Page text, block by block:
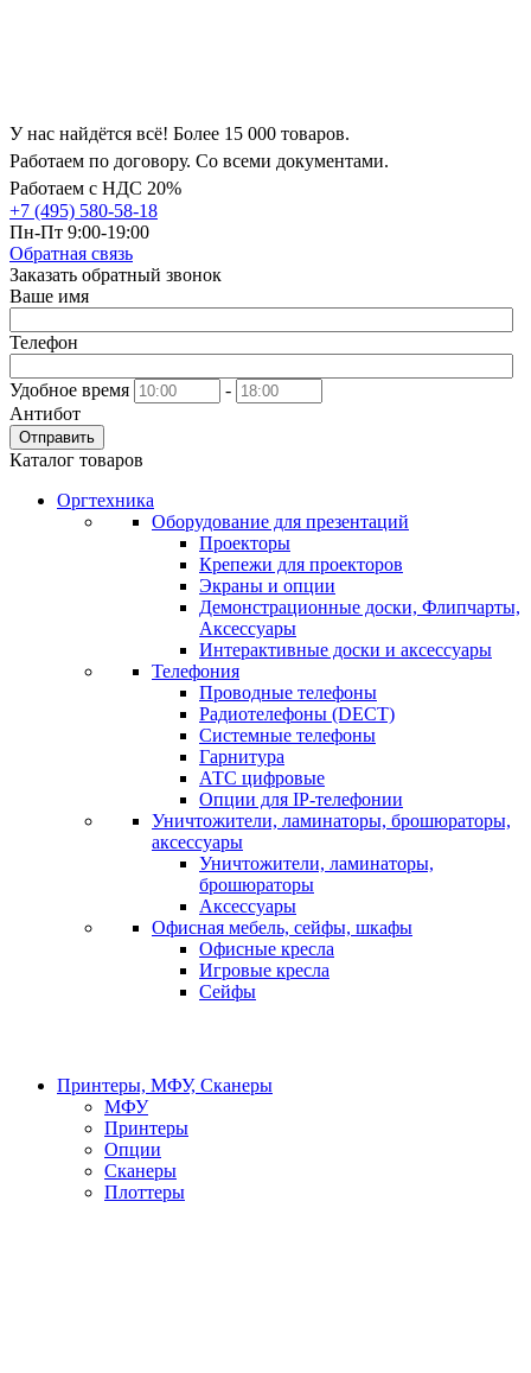
У нас найдётся всё! Более 15 000 товаров.
Работаем по договору. Со всеми документами.
Работаем с НДС 20%
+7 (495) 580-58-18
Пн-Пт 9:00-19:00
Обратная связь
Заказать обратный звонок
Ваше имя
Телефон
Удобное время
-
Антибот
Отправить
Каталог товаров
Оргтехника
Оборудование для презентаций
Проекторы
Крепежи для проекторов
Экраны и опции
Демонстрационные доски, Флипчарты,
Аксессуары
Интерактивные доски и аксессуары
Телефония
Проводные телефоны
Радиотелефоны (DECT)
Системные телефоны
Гарнитура
АТС цифровые
Опции для IP-телефонии
Уничтожители, ламинаторы, брошюраторы,
аксессуары
Уничтожители, ламинаторы,
брошюраторы
Аксессуары
Офисная мебель, сейфы, шкафы
Офисные кресла
Игровые кресла
Сейфы
Принтеры, МФУ, Сканеры
МФУ
Принтеры
Опции
Сканеры
Плоттеры